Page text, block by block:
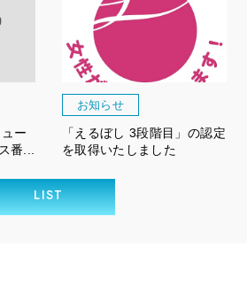
ー
番...
お知らせ
「えるぼし 3段階目」の認定
を取得いたしました
LIST